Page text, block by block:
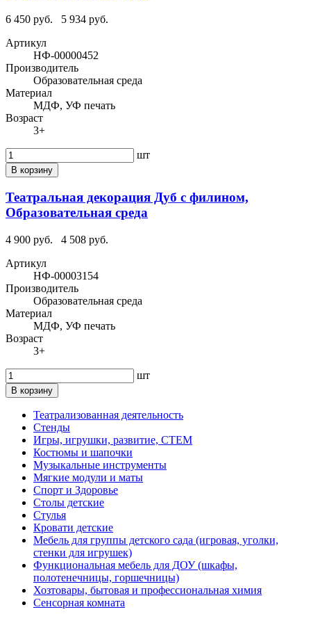
6 450 руб.
5 934 руб.
Артикул
НФ-00000452
Производитель
Образовательная среда
Материал
МДФ, УФ печать
Возраст
3+
шт
В корзину
Театральная декорация Дуб с филином,
Образовательная среда
4 900 руб.
4 508 руб.
Артикул
НФ-00003154
Производитель
Образовательная среда
Материал
МДФ, УФ печать
Возраст
3+
шт
В корзину
Театрализованная деятельность
Стенды
Игры, игрушки, развитие, СТЕМ
Костюмы и шапочки
Музыкальные инструменты
Мягкие модули и маты
Спорт и Здоровье
Столы детские
Стулья
Кровати детские
Мебель для группы детского сада (игровая, уголки,
стенки для игрушек)
Функциональная мебель для ДОУ (шкафы,
полотенечницы, горшечницы)
Хозтовары, бытовая и профессиональная химия
Сенсорная комната